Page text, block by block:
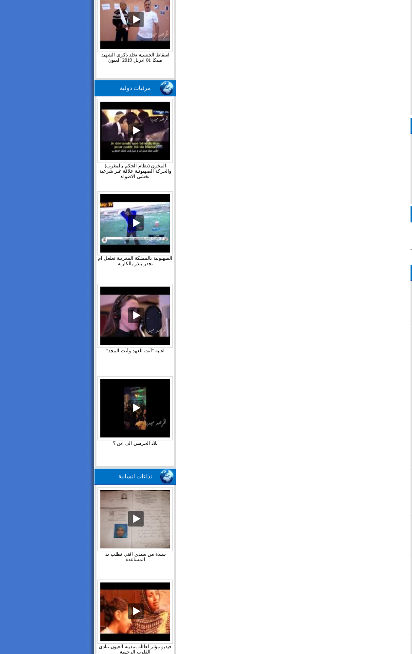
اسقاط الجنسية تخلد ذكرى الشهيد
صيكا 01 ابريل 2019 العيون
مرئيات دولية
المخزن (نظام الحكم بالمغرب)
والحركة الصهيونية علاقة غير شرعية
تخشى الاضواء
الصهيونية بالمملكة المغربية تغلغل ام
تجدر ينذر بالكارثة
اغنية "أنت العهد وأنت المجد"
بلاد الحرمين الى اين ؟
نداءات انسانية
سيدة من سيدي افني تطلب يد
المساعدة
فيديو مؤثر لعائلة بمدينة العيون تنادي
القلوب الرحيمة